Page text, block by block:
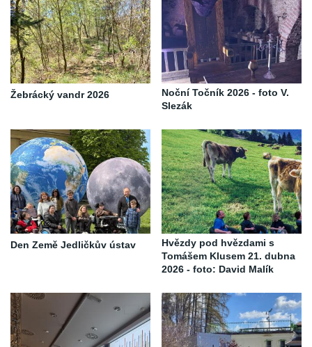
Žebrácký vandr 2026
Noční Točník 2026 - foto V.
Slezák
Den Země Jedličkův ústav
Hvězdy pod hvězdami s
Tomášem Klusem 21. dubna
2026 - foto: David Malík